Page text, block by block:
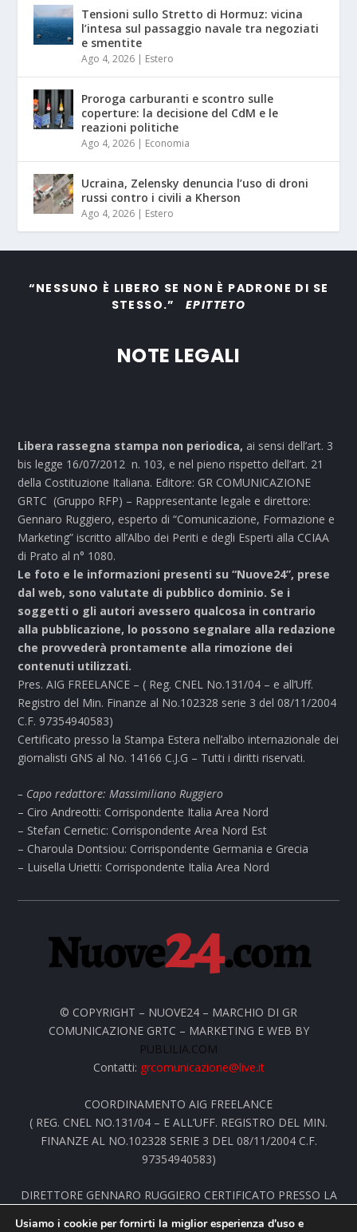
Tensioni sullo Stretto di Hormuz: vicina
l’intesa sul passaggio navale tra negoziati
e smentite
Ago 4, 2026 | Estero
Proroga carburanti e scontro sulle
coperture: la decisione del CdM e le
reazioni politiche
Ago 4, 2026 | Economia
Ucraina, Zelensky denuncia l’uso di droni
russi contro i civili a Kherson
Ago 4, 2026 | Estero
“NESSUNO È LIBERO SE NON È PADRONE DI SE
STESSO.”EPITTETO
NOTE LEGALI
Libera rassegna stampa non periodica, ai sensi dell’art. 3
bis legge 16/07/2012 n. 103, e nel pieno rispetto dell’art. 21
della Costituzione Italiana. Editore: GR COMUNICAZIONE
GRTC (Gruppo RFP) – Rappresentante legale e direttore:
Gennaro Ruggiero, esperto di “Comunicazione, Formazione e
Marketing” iscritto all’Albo dei Periti e degli Esperti alla CCIAA
di Prato al n° 1080.
Le foto e le informazioni presenti su “Nuove24”, prese
dal web, sono valutate di pubblico dominio. Se i
soggetti o gli autori avessero qualcosa in contrario
alla pubblicazione, lo possono segnalare alla redazione
che provvederà prontamente alla rimozione dei
contenuti utilizzati.
Pres. AIG FREELANCE – ( Reg. CNEL No.131/04 – e all’Uff.
Registro del Min. Finanze al No.102328 serie 3 del 08/11/2004
C.F. 97354940583)
Certificato presso la Stampa Estera nell’albo internazionale dei
giornalisti GNS al No. 14166 C.J.G – Tutti i diritti riservati.
– Capo redattore: Massimiliano Ruggiero
– Ciro Andreotti: Corrispondente Italia Area Nord
– Stefan Cernetic: Corrispondente Area Nord Est
– Charoula Dontsiou: Corrispondente Germania e Grecia
– Luisella Urietti: Corrispondente Italia Area Nord
© COPYRIGHT – NUOVE24 – MARCHIO DI GR
COMUNICAZIONE GRTC – MARKETING E WEB BY
PUBLILIA.COM
Contatti: grcomunicazione@live.it
COORDINAMENTO AIG FREELANCE
( REG. CNEL NO.131/04 – E ALL’UFF. REGISTRO DEL MIN.
FINANZE AL NO.102328 SERIE 3 DEL 08/11/2004 C.F.
97354940583)
DIRETTORE GENNARO RUGGIERO CERTIFICATO PRESSO LA
Usiamo i cookie per fornirti la miglior esperienza d'uso e